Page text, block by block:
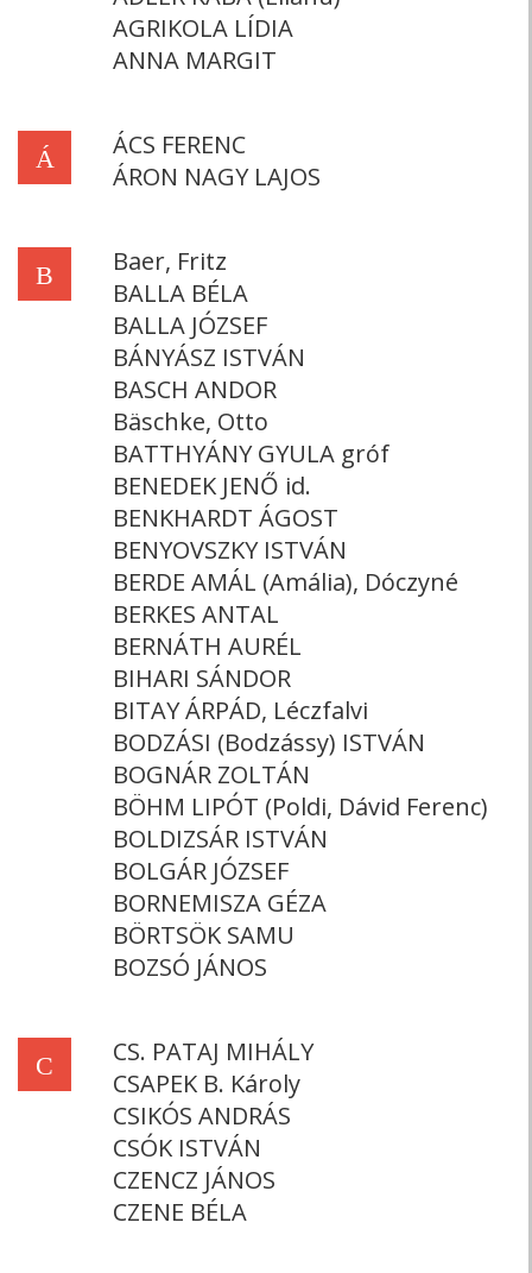
AGRIKOLA LÍDIA
ANNA MARGIT
Á
ÁCS FERENC
ÁRON NAGY LAJOS
B
Baer, Fritz
BALLA BÉLA
BALLA JÓZSEF
BÁNYÁSZ ISTVÁN
BASCH ANDOR
Bäschke, Otto
BATTHYÁNY GYULA gróf
BENEDEK JENŐ id.
BENKHARDT ÁGOST
BENYOVSZKY ISTVÁN
BERDE AMÁL (Amália), Dóczyné
BERKES ANTAL
BERNÁTH AURÉL
BIHARI SÁNDOR
BITAY ÁRPÁD, Léczfalvi
BODZÁSI (Bodzássy) ISTVÁN
BOGNÁR ZOLTÁN
BÖHM LIPÓT (Poldi, Dávid Ferenc)
BOLDIZSÁR ISTVÁN
BOLGÁR JÓZSEF
BORNEMISZA GÉZA
BÖRTSÖK SAMU
BOZSÓ JÁNOS
C
CS. PATAJ MIHÁLY
CSAPEK B. Károly
CSIKÓS ANDRÁS
CSÓK ISTVÁN
CZENCZ JÁNOS
CZENE BÉLA